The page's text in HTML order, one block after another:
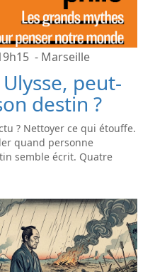
- Marseille
peut-
destin ?
? Nettoyer ce qui étouffe.
quand personne
semble écrit. Quatre